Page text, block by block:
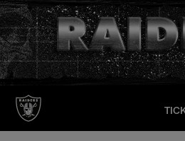
Skip
to
main
content